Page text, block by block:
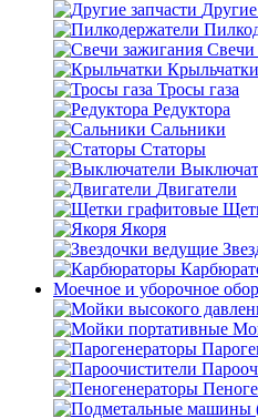
Другие
Свечи
Крыльчатки
Тросы газа
Редуктора
Сальники
Статоры
Двигатели
Якоря
Моечное и уборочное